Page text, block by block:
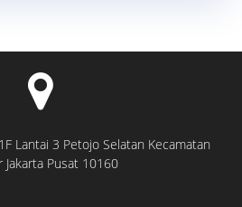
Lantai 3 Petojo Selatan Kecamatan
Jakarta Pusat 10160